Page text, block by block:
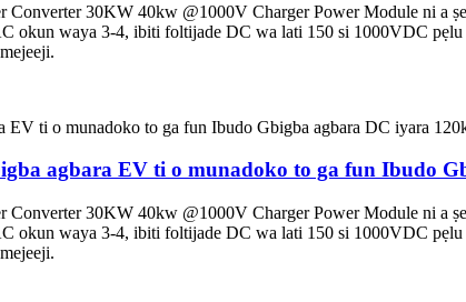
30KW 40kw @1000V Charger Power Module ni a
okun waya 3-4, ibiti foltijade DC wa lati 150 si 1000VDC
agbara EV ti o munadoko to ga fun Ibudo
30KW 40kw @1000V Charger Power Module ni a
okun waya 3-4, ibiti foltijade DC wa lati 150 si 1000VDC